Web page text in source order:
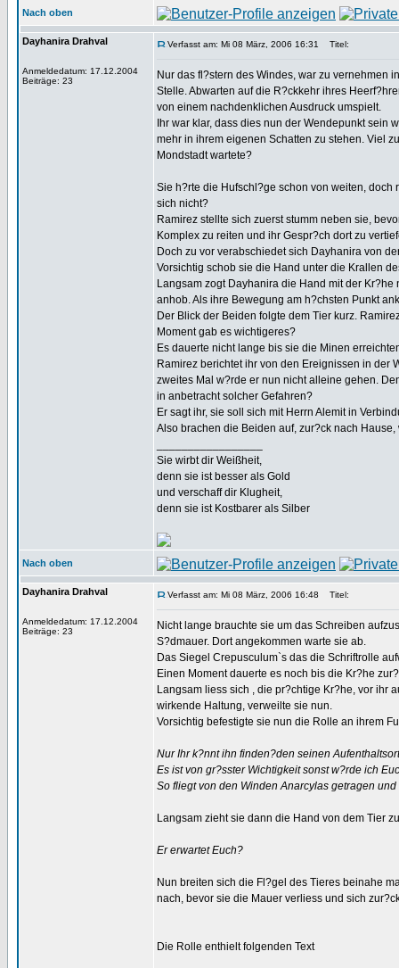
Nach oben
Dayhanira Drahval
Anmeldedatum: 17.12.2004
Beiträge: 23
Verfasst am: Mi 08 März, 2006 16:31 Titel:
Nur das fl?stern des Windes, war zu vernehmen
Stelle. Abwarten auf die R?ckkehr ihres
von einem nachdenklichen Ausdruck umspielt.
Ihr war klar, dass dies nun der Wendepunkt
mehr in ihrem eigenen Schatten zu stehen. Viel
Mondstadt wartete?
Sie h?rte die Hufschl?ge schon von weiten, doch
sich nicht?
Ramirez stellte sich zuerst stumm neben sie,
Komplex zu reiten und ihr Gespr?ch dort zu
Doch zu vor verabschiedet sich Dayhanira von
Vorsichtig schob sie die Hand unter die Krallen
Langsam zogt Dayhanira die Hand mit der
anhob. Als ihre Bewegung am h?chsten Punkt
Der Blick der Beiden folgte dem Tier kurz.
Moment gab es wichtigeres?
Es dauerte nicht lange bis sie die Minen
Ramirez berichtet ihr von den Ereignissen in der
zweites Mal w?rde er nun nicht alleine gehen.
in anbetracht solcher Gefahren?
Er sagt ihr, sie soll sich mit Herrn Alemit in
Also brachen die Beiden auf, zur?ck nach
Sie wirbt dir Weißheit,
denn sie ist besser als Gold
und verschaff dir Klugheit,
denn sie ist Kostbarer als Silber
Nach oben
Dayhanira Drahval
Anmeldedatum: 17.12.2004
Beiträge: 23
Verfasst am: Mi 08 März, 2006 16:48 Titel:
Nicht lange brauchte sie um das Schreiben
S?dmauer. Dort angekommen warte sie ab.
Das Siegel Crepusculum`s das die Schriftrolle
Einen Moment dauerte es noch bis die Kr?he
Langsam liess sich , die pr?chtige Kr?he, vor ihr
wirkende Haltung, verweilte sie nun.
Vorsichtig befestigte sie nun die Rolle an ihrem
Nur Ihr k?nnt ihn finden?den seinen
Es ist von gr?sster Wichtigkeit sonst w?rde ich
So fliegt von den Winden Anarcylas getragen
Langsam zieht sie dann die Hand von dem Tier
Er erwartet Euch?
Nun breiten sich die Fl?gel des Tieres beinahe
nach, bevor sie die Mauer verliess und sich
Die Rolle enthielt folgenden Text